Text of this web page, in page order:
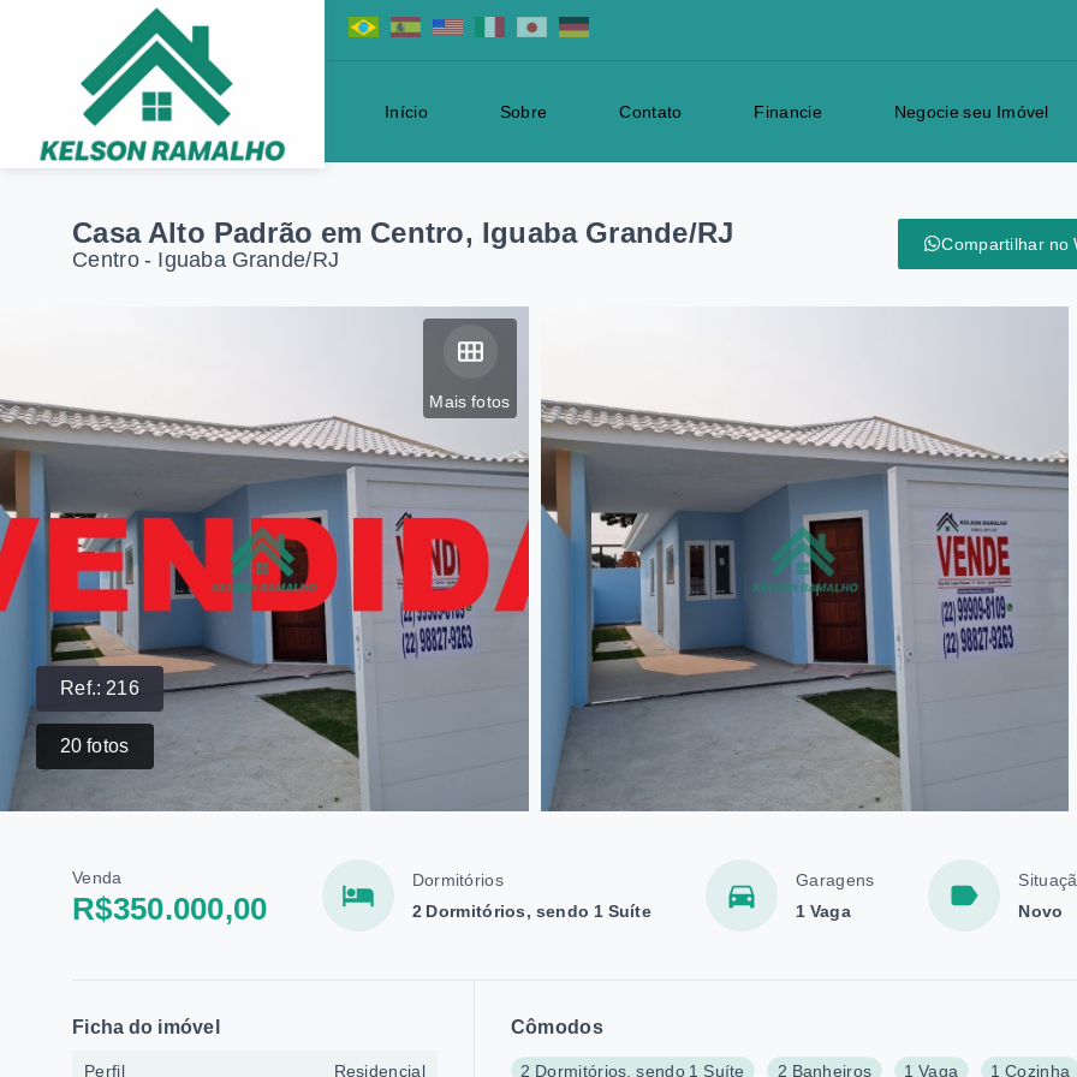
Início Sobre Contato Financie Negocie seu Imóvel
Casa Alto Padrão em Centro, Iguaba Grande/RJ
Centro - Iguaba Grande/RJ
Compartilhar no
Ref.: 216
20 fotos
Mais fotos
Venda
R$350.000,00
Dormitórios
2 Dormitórios, sendo 1 Suíte
Garagens
1 Vaga
Novo
Cômodos
2 Dormitórios, sendo 1 Suíte 2 Banheiros 1 Vaga 1 Cozinha
Ficha do imóvel
Perfil Residencial